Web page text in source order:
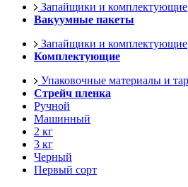
Запайщики и комплектующие
Вакуумные пакеты
Запайщики и комплектующие
Комплектующие
Упаковочные материалы и
Стрейч пленка
Ручной
Машинный
2 кг
3 кг
Черный
Первый сорт